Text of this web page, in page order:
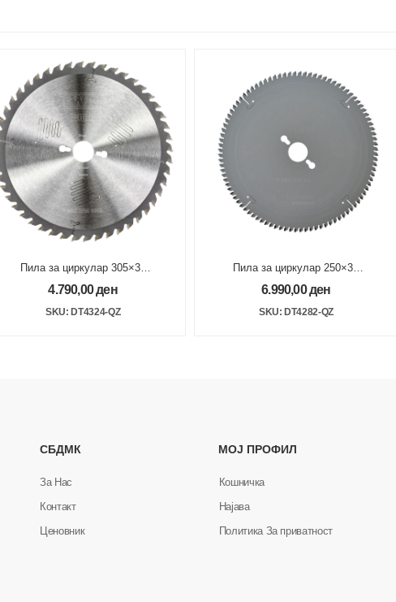
Пила за циркулар 305×30
48Z ATB
4.790,00ден
SKU: DT4324-QZ
Пила за циркулар 250×30
96Z TCG
6.990,00ден
SKU: DT4282-QZ
СБДМК
За Нас
Контакт
Ценовник
МОЈ ПРОФИЛ
Кошничка
Најава
Политика За приватност